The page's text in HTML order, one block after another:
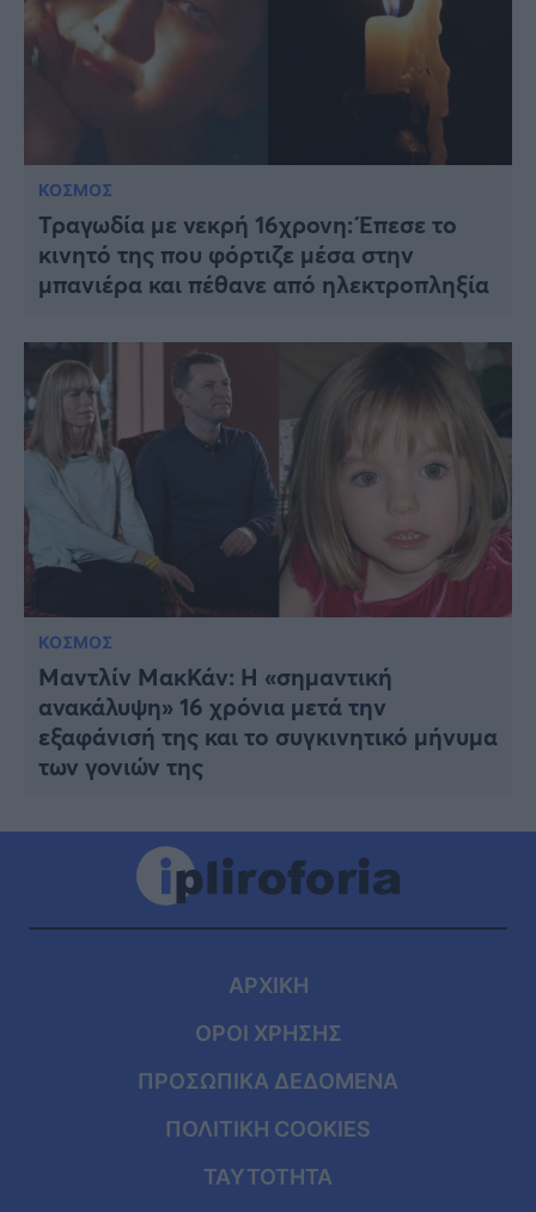
ΚΟΣΜΟΣ
Τραγωδία με νεκρή 16χρονη: Έπεσε το
κινητό της που φόρτιζε μέσα στην
μπανιέρα και πέθανε από ηλεκτροπληξία
ΚΟΣΜΟΣ
Μαντλίν ΜακΚάν: Η «σημαντική
ανακάλυψη» 16 χρόνια μετά την
εξαφάνισή της και το συγκινητικό μήνυμα
των γονιών της
ΑΡΧΙΚΗ
ΟΡΟΙ ΧΡΗΣΗΣ
ΠΡΟΣΩΠΙΚΑ ΔΕΔΟΜΕΝΑ
ΠΟΛΙΤΙΚΗ COOKIES
ΤΑΥΤΟΤΗΤΑ